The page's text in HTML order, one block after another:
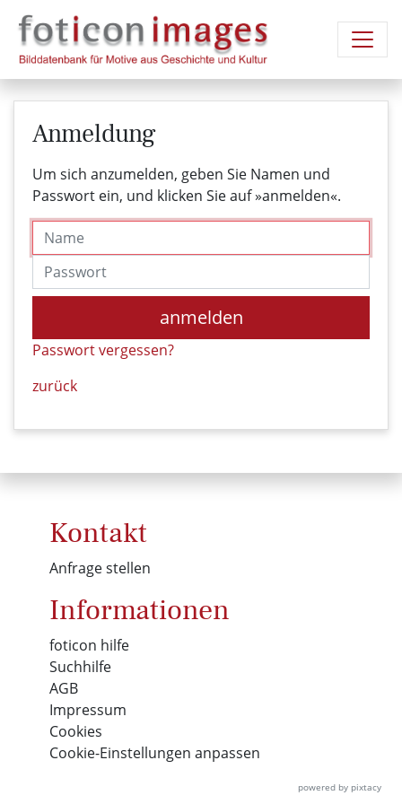
Anmeldung
Um sich anzumelden, geben Sie Namen und
Passwort ein, und klicken Sie auf »anmelden«.
Name
Passwort
anmelden
Passwort vergessen?
zurück
Kontakt
Anfrage stellen
Informationen
foticon hilfe
Suchhilfe
AGB
Impressum
Cookies
Cookie-Einstellungen anpassen
powered by pixtacy